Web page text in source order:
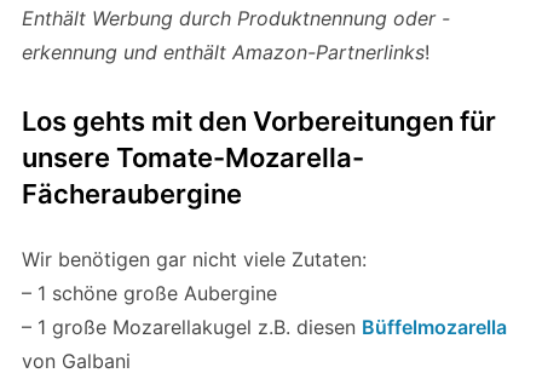
Enthält Werbung durch Produktnennung oder -
erkennung und enthält Amazon-Partnerlinks!
Los gehts mit den Vorbereitungen für
unsere Tomate-Mozarella-
Fächeraubergine
Wir benötigen gar nicht viele Zutaten:
– 1 schöne große Aubergine
– 1 große Mozarellakugel z.B. diesen Büffelmozarella
von Galbani